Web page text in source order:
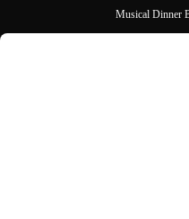
Musical Dinner